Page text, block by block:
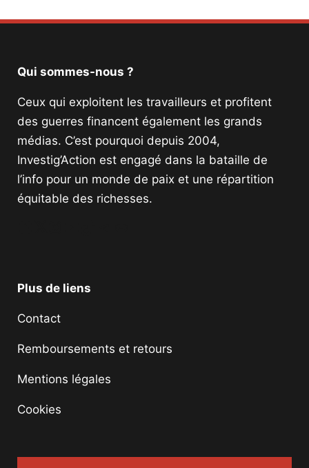
Qui sommes-nous ?
Ceux qui exploitent les travailleurs et profitent
des guerres financent également les grands
médias. C’est pourquoi depuis 2004,
Investig’Action est engagé dans la bataille de
l’info pour un monde de paix et une répartition
équitable des richesses.
Plus de liens
Contact
Remboursements et retours
Mentions légales
Cookies